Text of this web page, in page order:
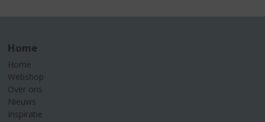
Home
Home
Webshop
Over ons
Nieuws
Inspiratie